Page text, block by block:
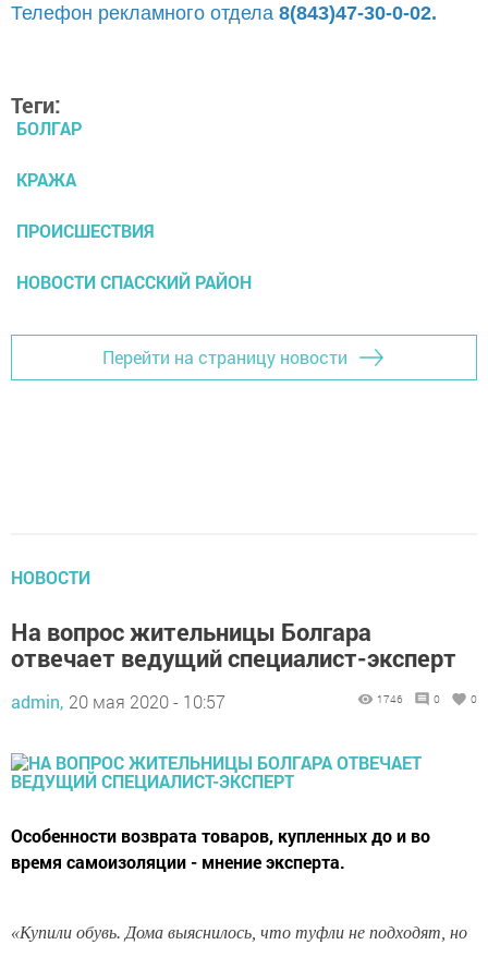
Телефон рекламного отдела 8(843)47-30-0-02.
Теги:
БОЛГАР
КРАЖА
ПРОИСШЕСТВИЯ
НОВОСТИ СПАССКИЙ РАЙОН
Перейти на страницу новости
НОВОСТИ
На вопрос жительницы Болгара
отвечает ведущий специалист-эксперт
admin, 20 мая 2020 - 10:57 1746 0 0
Особенности возврата товаров, купленных до и во
время самоизоляции - мнение эксперта.
«Купили обувь. Дома выяснилось, что туфли не подходят, но